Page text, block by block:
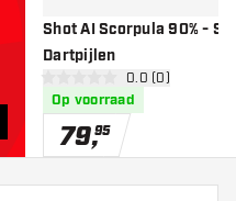
Shot AI Scorpula 90% -
Dartpijlen
open reviews
0 score sterren0.0 (0)
Op voorraad
79,95